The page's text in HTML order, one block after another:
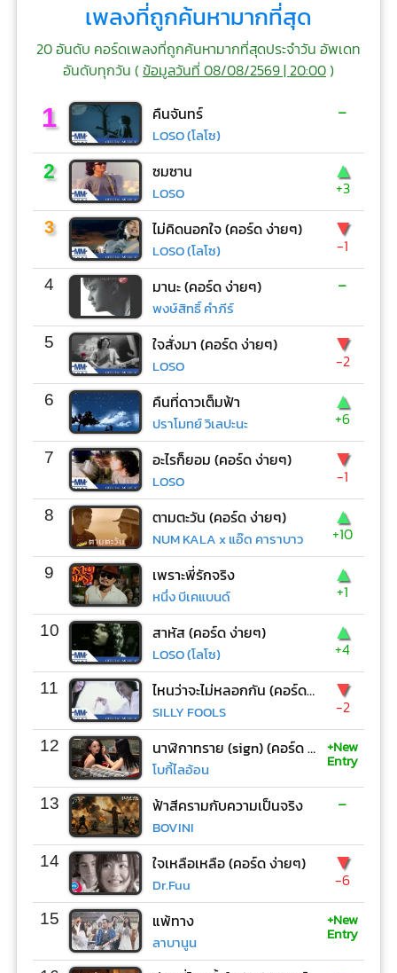
เพลงที่ถูกค้นหามากที่สุด
20 อันดับ คอร์ดเพลงที่ถูกค้นหามากที่สุดประจำวัน อัพเดท
อันดับทุกวัน (ข้อมูลวันที่ 08/08/2569 | 20:00)
1 คืนจันทร์
LOSO (โลโซ)
-
2 ซมซาน
LOSO
▲
+3
3 ไม่คิดนอกใจ (คอร์ด ง่ายๆ)
LOSO (โลโซ)
▼
-1
4 มานะ (คอร์ด ง่ายๆ)
พงษ์สิทธิ์ คำภีร์
-
5 ใจสั่งมา (คอร์ด ง่ายๆ)
LOSO
▼
-2
6 คืนที่ดาวเต็มฟ้า
ปราโมทย์ วิเลปะนะ
▲
+6
7 อะไรก็ยอม (คอร์ด ง่ายๆ)
LOSO
▼
-1
8 ตามตะวัน (คอร์ด ง่ายๆ)
NUM KALA x แอ๊ด คาราบาว
▲
+10
9 เพราะพี่รักจริง
หนึ่ง บีเคแบนด์
▲
+1
10 สาหัส (คอร์ด ง่ายๆ)
LOSO (โลโซ)
▲
+4
11 ไหนว่าจะไม่หลอกกัน (คอร์ด ง่ายๆ)
SILLY FOOLS
▼
-2
12 นาฬิกาทราย (sign) (คอร์ด ง่ายๆ)
โบกี้ไลอ้อน
+New
Entry
13 ฟ้าสีครามกับความเป็นจริง
BOVINI
-
14 ใจเหลือเหลือ (คอร์ด ง่ายๆ)
Dr.Fuu
▼
-6
15 แพ้ทาง
ลาบานูน
+New
Entry